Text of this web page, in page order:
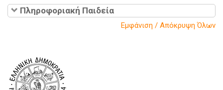
Πληροφοριακή Παιδεία
Εμφάνιση / Απόκρυψη Όλων